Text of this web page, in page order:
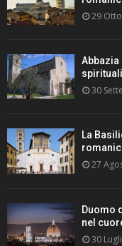
29
Abbazia
30
La
27
Duomo
nel
30